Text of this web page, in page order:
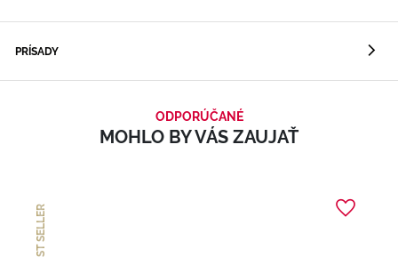
PRÍSADY
ODPORÚČANÉ
MOHLO BY VÁS ZAUJAŤ
BEST SELLER